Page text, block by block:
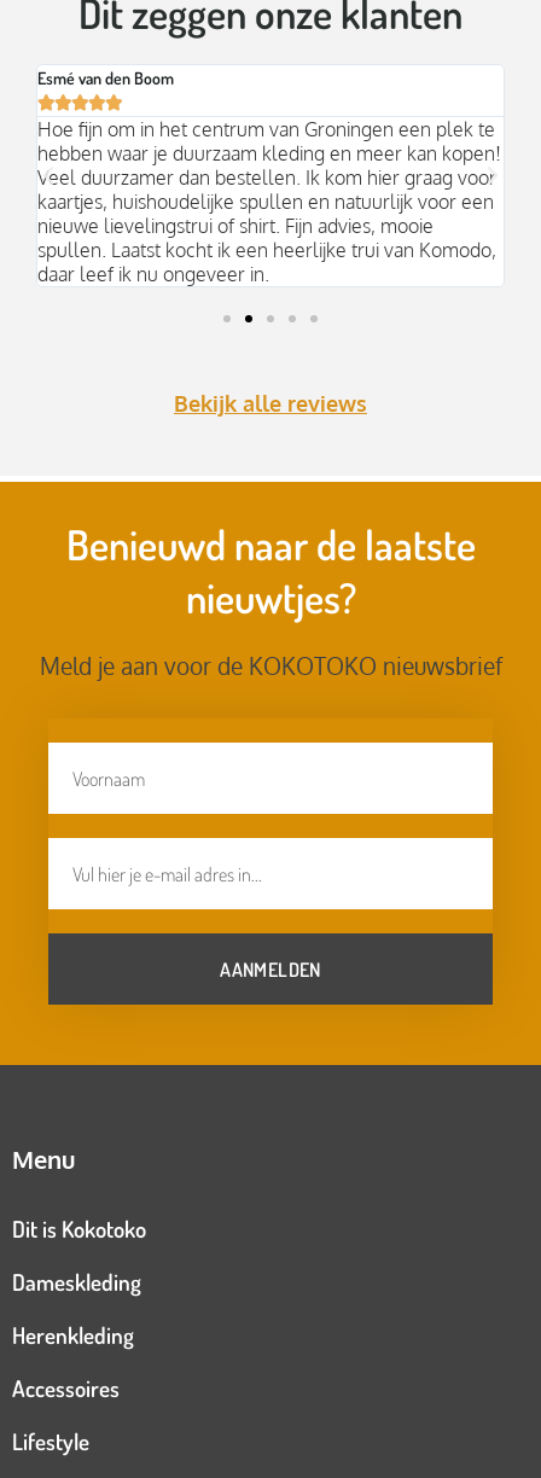
Dit zeggen onze klanten
Esmé van den Boom

Hoe fijn om in het centrum van Groningen een plek te
hebben waar je duurzaam kleding en meer kan kopen!
Veel duurzamer dan bestellen. Ik kom hier graag voor
kaartjes, huishoudelijke spullen en natuurlijk voor een
nieuwe lievelingstrui of shirt. Fijn advies, mooie
spullen. Laatst kocht ik een heerlijke trui van Komodo,
daar leef ik nu ongeveer in.
Bekijk alle reviews
Benieuwd naar de laatste
nieuwtjes?
Meld je aan voor de KOKOTOKO nieuwsbrief
AANMELDEN
Menu
Dit is Kokotoko
Dameskleding
Herenkleding
Accessoires
Lifestyle